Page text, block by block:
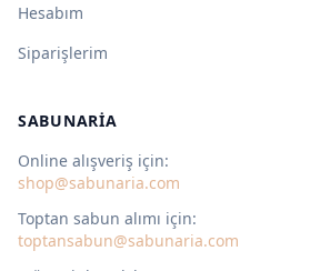
Hesabım
Siparişlerim
SABUNARIA
Online alışveriş için:
shop@sabunaria.com
Toptan sabun alımı için:
toptansabun@sabunaria.com